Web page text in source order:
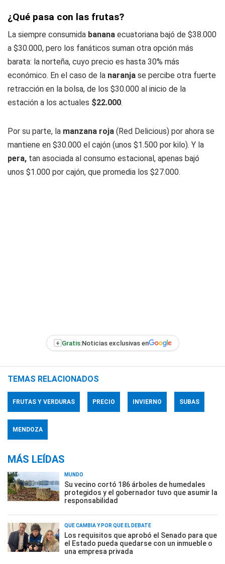
¿Qué pasa con las frutas?
La siempre consumida banana ecuatoriana bajó de $38.000
a $30.000, pero los fanáticos suman otra opción más
barata: la norteña, cuyo precio es hasta 30% más
económico. En el caso de la naranja se percibe otra fuerte
retracción en la bolsa, de los $30.000 al inicio de la
estación a los actuales $22.000.
Por su parte, la manzana roja (Red Delicious) por ahora se
mantiene en $30.000 el cajón (unos $1.500 por kilo). Y la
pera, tan asociada al consumo estacional, apenas bajó
unos $1.000 por cajón, que promedia los $27.000.
+ Gratis:Noticias exclusivas en
TEMAS RELACIONADOS
FRUTAS Y VERDURAS PRECIO INVIERNO SUBAS
MENDOZA
MÁS LEÍDAS
MUNDO
Su vecino cortó 186 árboles de humedales
protegidos y el gobernador tuvo que asumir la
responsabilidad
QUÉ CAMBIA Y POR QUÉ EL DEBATE
Los requisitos que aprobó el Senado para que
el Estado pueda quedarse con un inmueble o
una empresa privada